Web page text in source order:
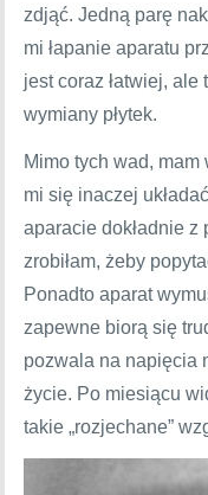
zdjąć. Jedną parę
mi łapanie aparatu
jest coraz łatwiej,
wymiany płytek.
Mimo tych wad,
mi się inaczej
aparacie dokładnie z
zrobiłam, żeby
Ponadto aparat
zapewne biorą się
pozwala na napięcia
życie. Po miesiącu
takie „rozjechane”